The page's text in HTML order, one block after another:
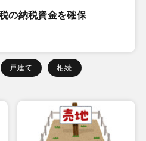
の納税資金を確保
戸建て 相続